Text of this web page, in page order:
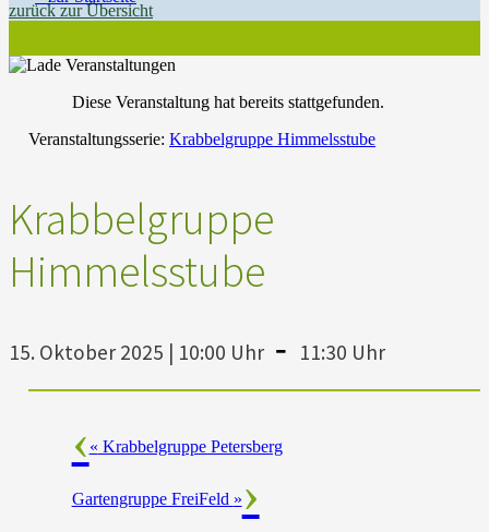
zurück zur Übersicht
Diese Veranstaltung hat bereits stattgefunden.
Veranstaltungsserie: Krabbelgruppe Himmelsstube
Krabbelgruppe
Himmelsstube
15. Oktober 2025 | 10:00 Uhr - 11:30 Uhr
« Krabbelgruppe Petersberg
Gartengruppe FreiFeld »